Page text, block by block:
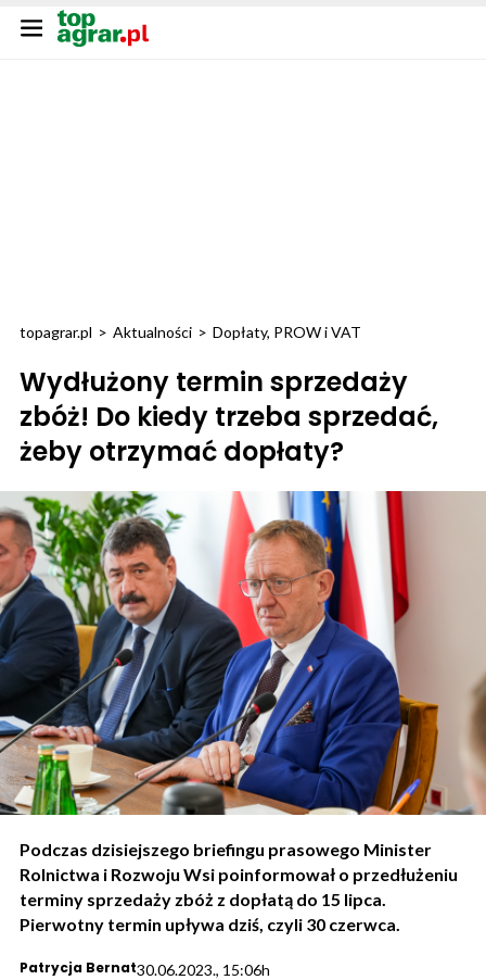
topagrar.pl > Aktualności > Dopłaty, PROW i VAT
Wydłużony termin sprzedaży
zbóż! Do kiedy trzeba sprzedać,
żeby otrzymać dopłaty?
Podczas dzisiejszego briefingu prasowego Minister
Rolnictwa i Rozwoju Wsi poinformował o przedłużeniu
terminy sprzedaży zbóż z dopłatą do 15 lipca.
Pierwotny termin upływa dziś, czyli 30 czerwca.
Patrycja Bernat30.06.2023., 15:06h